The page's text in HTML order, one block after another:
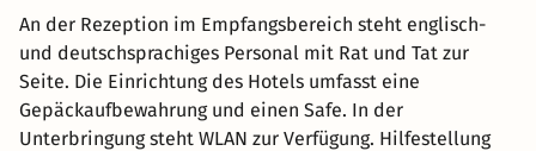
An der Rezeption im Empfangsbereich steht englisch-
und deutschsprachiges Personal mit Rat und Tat zur
Seite. Die Einrichtung des Hotels umfasst eine
Gepäckaufbewahrung und einen Safe. In der
Unterbringung steht WLAN zur Verfügung. Hilfestellung